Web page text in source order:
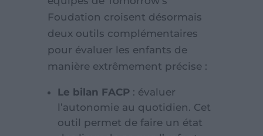
Foudation croisent désormais
deux outils complémentaires
pour évaluer les enfants de
manière extrêmement précise :
Le bilan FACP: évaluer
l’autonomie au quotidien. Cet
outil permet de faire un état